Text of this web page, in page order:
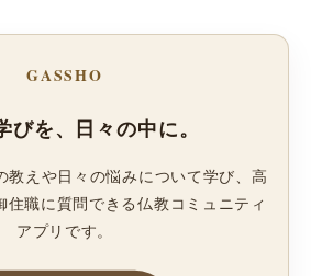
GASSHO
びを、日々の中に。
教えや日々の悩みについて学び、高
住職に質問できる仏教コミュニティ
アプリです。